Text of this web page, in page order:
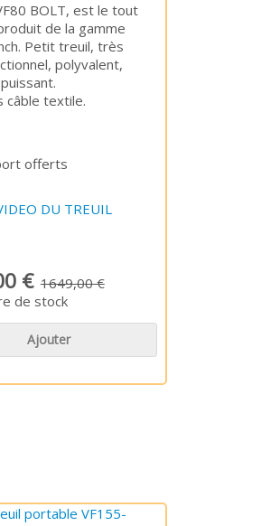
BOLT, est le tout
de la gamme
Petit treuil, très
polyvalent,
et puissant.
câble textile.
port offerts
DU TREUIL
€ 1649,00 €
de stock
Ajouter